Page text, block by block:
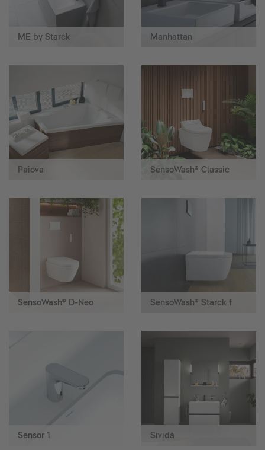
ME by Starck Manhattan
Paiova SensoWash® Classic
SensoWash® D-Neo SensoWash® Starck f
Sensor 1 Sivida